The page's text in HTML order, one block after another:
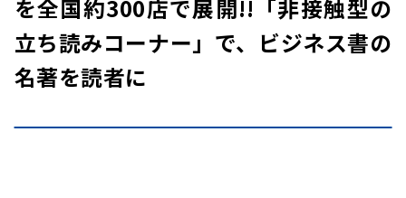
を全国約300店で展開!!「非接触型の
立ち読みコーナー」で、ビジネス書の
名著を読者に